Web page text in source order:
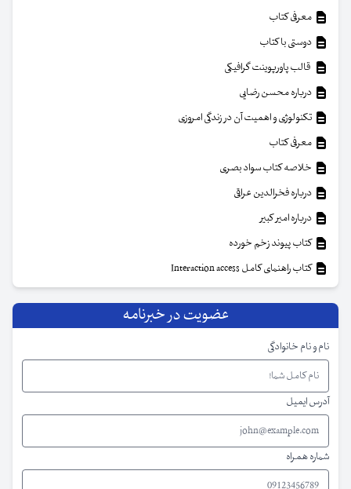
معرفی کتاب
دوستی با کتاب
قالب پاورپوینت گرافیکی
درباره محسن رضایی
تکنولوژی و اهمیت آن در زندگی امروزی
معرفی کتاب
خلاصه کتاب سواد بصری
درباره فخرالدین عراقی
درباره امیر کبیر
کتاب پیوند زخم خورده
کتاب راهنمای کامل Interaction access
عضویت در خبرنامه
نام و نام خانوادگی
آدرس ایمیل
شماره همراه